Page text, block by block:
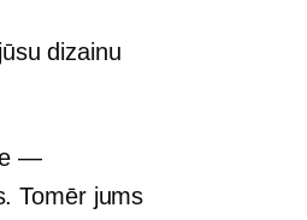
dizainu
—
Tomēr jums